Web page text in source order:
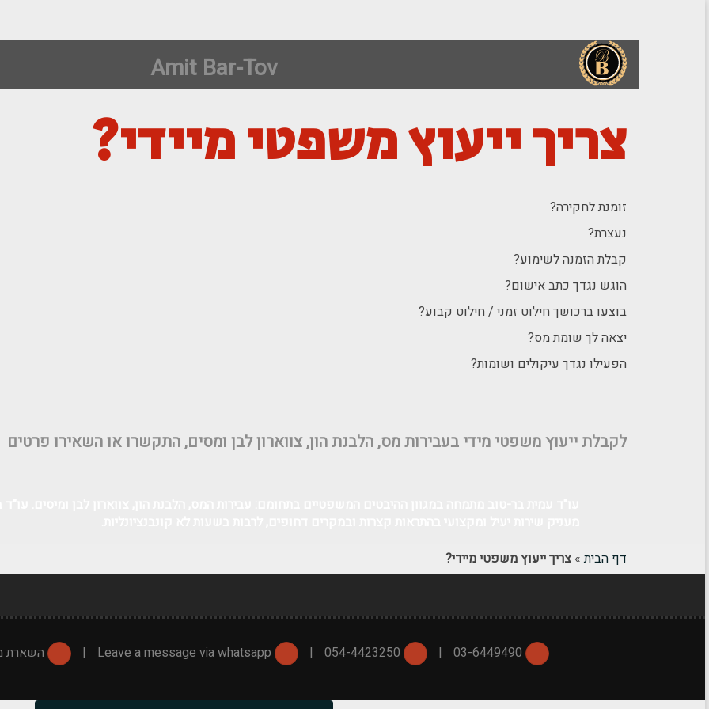
Amit Bar-Tov
צריך ייעוץ משפטי מיידי?
זומנת לחקירה?
נעצרת?
קבלת הזמנה לשימוע?
הוגש נגדך כתב אישום?
בוצעו ברכושך חילוט זמני / חילוט קבוע?
יצאה לך שומת מס?
הפעילו נגדך עיקולים ושומות?
לקבלת ייעוץ משפטי מידי בעבירות מס, הלבנת הון, צווארון לבן ומסים, התקשרו או השאירו פרטים
דף הבית»צריך ייעוץ משפטי מיידי?
|
|
| השארת